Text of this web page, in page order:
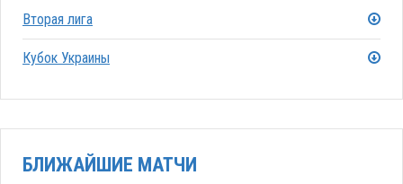
Вторая лига
Кубок Украины
БЛИЖАЙШИЕ МАТЧИ